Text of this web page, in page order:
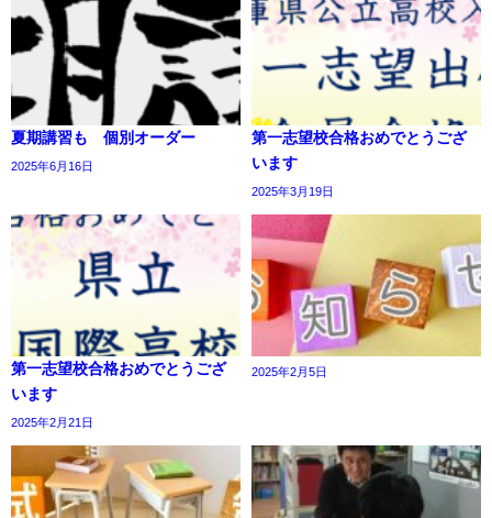
夏期講習も 個別オーダー
2025年6月16日
第一志望校合格おめでとうござ
います
2025年3月19日
第一志望校合格おめでとうござ
います
2025年2月21日
2025年2月5日